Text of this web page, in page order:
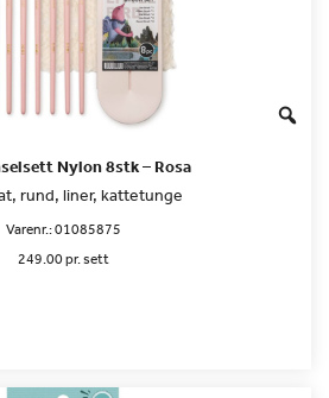
Nylon 8stk – Rosa
rund, liner, kattetunge
Varenr.:01085875
249.00 pr. sett